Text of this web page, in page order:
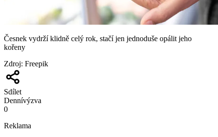
Česnek vydrží klidně celý rok, stačí jen jednoduše opálit jeho
kořeny
Zdroj: Freepik
Sdílet
Dennívýzva
0
Reklama